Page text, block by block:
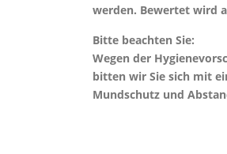
werden. Bewertet wird
Bitte beachten Sie:
Wegen der
bitten wir Sie sich mit
Mundschutz und